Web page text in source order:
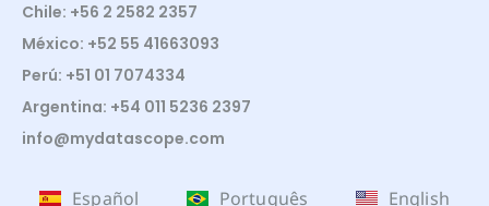
Chile: +56 2 2582 2357
México: +52 55 41663093
Perú: +51 01 7074334
Argentina: +54 011 5236 2397
info@mydatascope.com
Español Português English